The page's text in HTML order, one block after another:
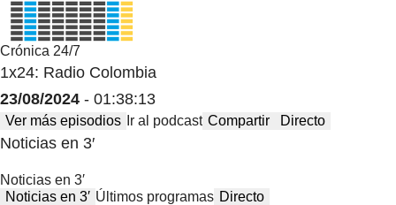
Crónica 24/7
1x24: Radio Colombia
23/08/2024 - 01:38:13
Ver más episodios Ir al podcast Compartir Directo
Noticias en 3′
Noticias en 3′
Noticias en 3′ Últimos programas Directo